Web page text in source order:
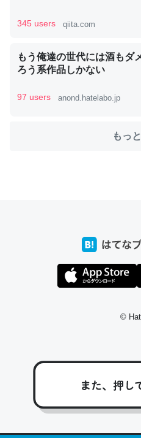
ウチもEchoを実家に置いて
ちぼちRingも置こうかと画
位置情報を共有してる。電
これ見て生きてるなって分か
コミュニケーションが劇的に変化
り時間を日数にすると1週間
それを実質100倍以上に伸ば
─たまにLINEするくらいだった遠
コミュニケーションが劇的に変化
私も3年前ぐらいに祖母の家
たいなのでネット環境作った
回線代ほとんどかからないで
https://
345 users qiita.com
もう俺達の世代には酒もダ
ろう系作品しかない
97 users anond.hatelabo.jp
もっ
©